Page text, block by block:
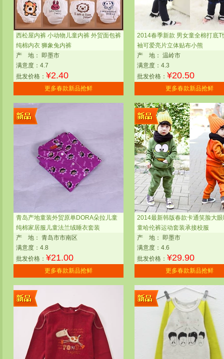
西松屋内裤 小动物儿童内裤 外贸面包裤
纯棉内衣 狮象兔内裤
产
地：
即墨市
满意度：4.7
批发价格： ¥2.40
更多春款新品抢鲜
2014春季新款 男女童全棉打底T
袖可爱亮片立体贴布小熊
产
地： 温岭市
满意度：4.3
批发价格： ¥20.50
更多春款新品抢鲜
青岛产地童装外贸原单DORA朵拉儿童
纯棉家居服儿童法兰绒睡衣套装
产
地： 青岛市市南区
满意度：4.8
批发价格： ¥21.00
更多春款新品抢鲜
2014最新韩版春款卡通笑脸大
童哈伦裤运动套装承接校服
产
地：
即墨市
满意度：4.6
批发价格： ¥29.90
更多春款新品抢鲜